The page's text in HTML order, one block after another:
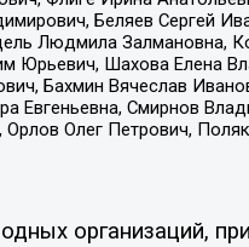
Беляев Сергей
Людмила Залмановна,
Юрьевич, Шахова Елена
Бахмин Вячеслав
Евгеньевна, Смирнов
Олег Петрович,
организаций,